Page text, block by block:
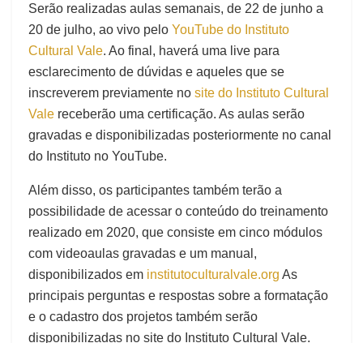
Serão realizadas aulas semanais, de 22 de junho a
20 de julho, ao vivo pelo YouTube do Instituto
Cultural Vale. Ao final, haverá uma live para
esclarecimento de dúvidas e aqueles que se
inscreverem previamente no site do Instituto Cultural
Vale receberão uma certificação. As aulas serão
gravadas e disponibilizadas posteriormente no canal
do Instituto no YouTube.
Além disso, os participantes também terão a
possibilidade de acessar o conteúdo do treinamento
realizado em 2020, que consiste em cinco módulos
com videoaulas gravadas e um manual,
disponibilizados em institutoculturalvale.org As
principais perguntas e respostas sobre a formatação
e o cadastro dos projetos também serão
disponibilizadas no site do Instituto Cultural Vale.